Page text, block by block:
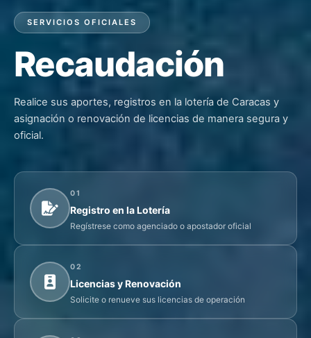
SERVICIOS OFICIALES
Recaudación
Realice sus aportes, registros en la lotería de Caracas y
asignación o renovación de licencias de manera segura y
oficial.
01
Registro en la Lotería
Regístrese como agenciado o apostador oficial
02
Licencias y Renovación
Solicite o renueve sus licencias de operación